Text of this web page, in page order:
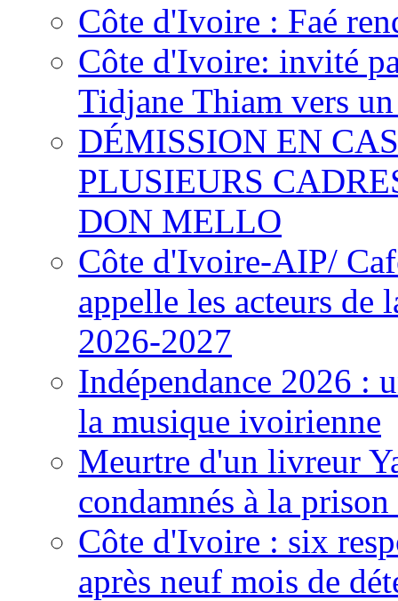
Côte d'Ivoire : Faé
Côte d'Ivoire: invité
Tidjane Thiam vers
DÉMISSION EN
PLUSIEURS
DON MELLO
Côte d'Ivoire-AIP/
appelle les acteurs de
2026-2027
Indépendance 2026 :
la musique ivoirienne
Meurtre d'un livreur
condamnés à la
Côte d'Ivoire : six
après neuf mois de